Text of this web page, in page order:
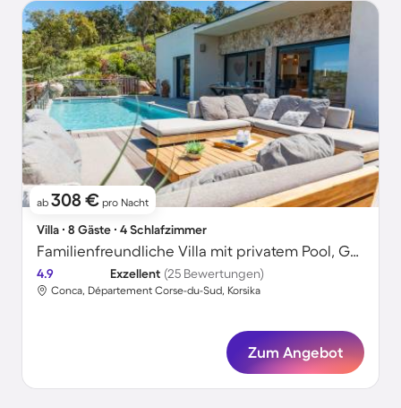
ab 308 € pro Nacht
Villa ∙ 8 Gäste ∙ 4 Schlafzimmer
Familienfreundliche Villa mit privatem Pool, Garten und Grill | Strandblick | Neben dem Strand
4.9 Exzellent (25 Bewertungen)
Conca, Département Corse-du-Sud, Korsika
Zum Angebot